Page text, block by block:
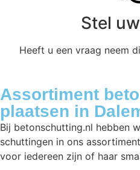
Stel
Heeft u een vraag neem
Assortiment
plaatsen in
Bij betonschutting.nl hebben
schuttingen in ons
voor iedereen zijn of haar